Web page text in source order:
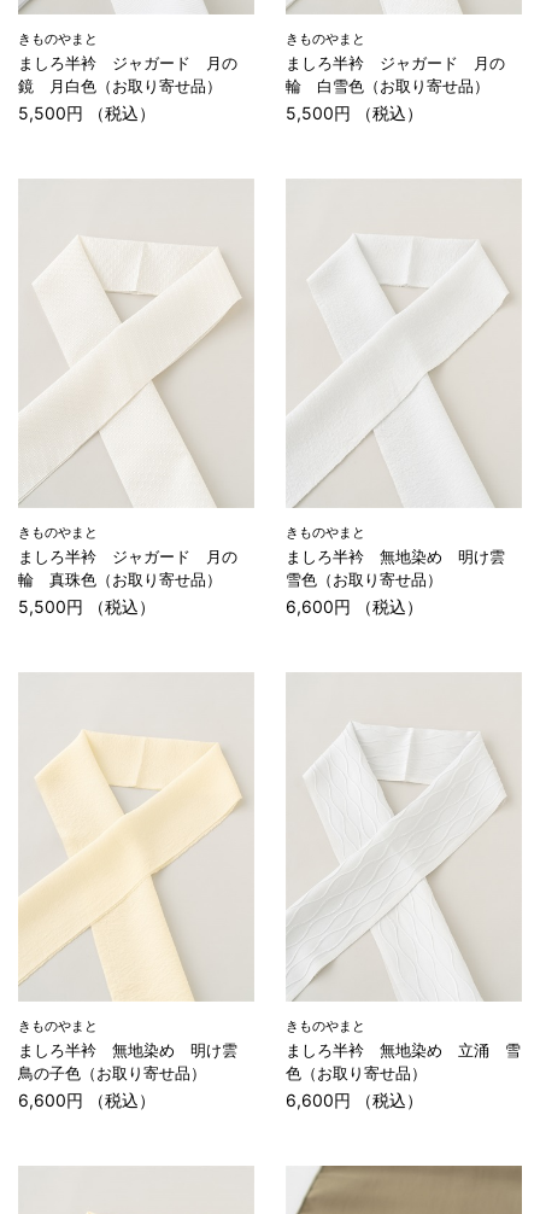
きものやまと
ましろ半衿 ジャガード 月の
鏡 月白色（お取り寄せ品）
5,500円 （税込）
きものやまと
ましろ半衿 ジャガード 月の
輪 白雪色（お取り寄せ品）
5,500円 （税込）
きものやまと
ましろ半衿 ジャガード 月の
輪 真珠色（お取り寄せ品）
5,500円 （税込）
きものやまと
ましろ半衿 無地染め 明け雲
雪色（お取り寄せ品）
6,600円 （税込）
きものやまと
ましろ半衿 無地染め 明け雲
鳥の子色（お取り寄せ品）
6,600円 （税込）
きものやまと
ましろ半衿 無地染め 立涌 雪
色（お取り寄せ品）
6,600円 （税込）